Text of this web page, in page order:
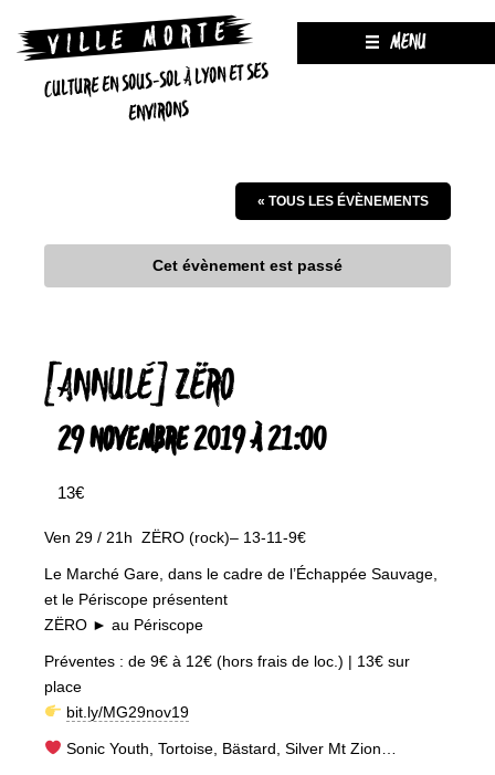
CULTURE EN SOUS-SOL À LYON ET SES
ENVIRONS
MENU
« TOUS LES ÉVÈNEMENTS
Cet évènement est passé
[ANNULÉ] ZËRO
29 NOVEMBRE 2019 À 21:00
13€
Ven 29 / 21h ZËRO (rock)– 13-11-9€
Le Marché Gare, dans le cadre de l’Échappée Sauvage,
et le Périscope présentent
ZËRO ► au Périscope
Préventes : de 9€ à 12€ (hors frais de loc.) | 13€ sur
place
bit.ly/MG29nov19
Sonic Youth, Tortoise, Bästard, Silver Mt Zion…